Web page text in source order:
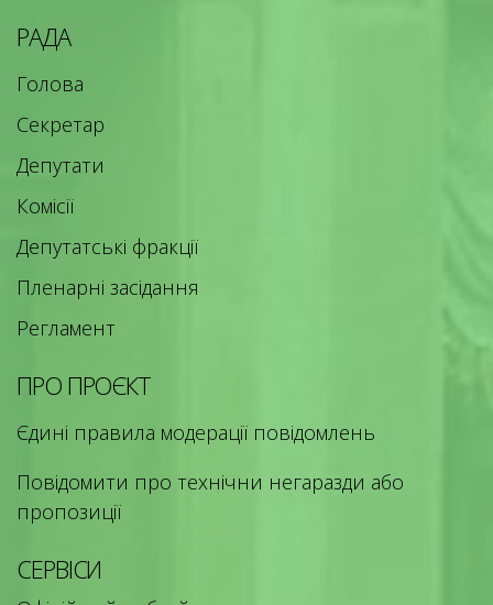
РАДА
Голова
Секретар
Депутати
Комісії
Депутатські фракції
Пленарні засідання
Регламент
ПРО ПРОЄКТ
Єдині правила модерації повідомлень
Повідомити про технічни негаразди або
пропозиції
СЕРВІСИ